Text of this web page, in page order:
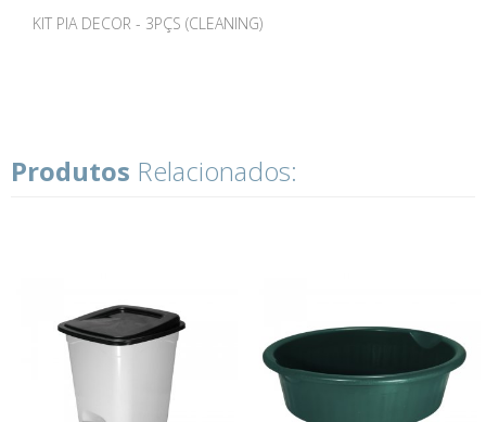
KIT PIA DECOR - 3PÇS (CLEANING)
Produtos Relacionados: